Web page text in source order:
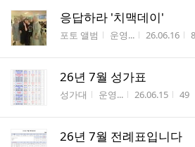
응답하라 '치맥데이'
게시판명
포토 앨범 작성자
운영... 작성시간
26.06.16
26년 7월 성가표
게시판명
성가대 작성자
운영... 작성시간
26.06.15 조
49
26년 7월 전례표입니다